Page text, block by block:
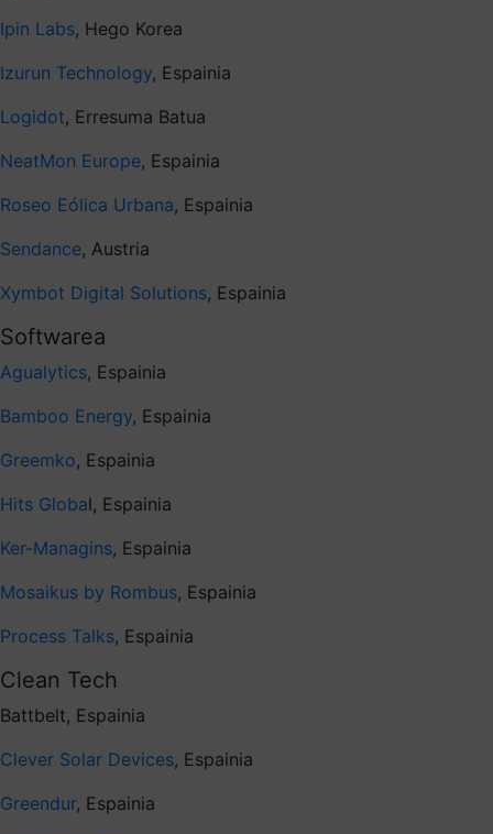
Ipin Labs, Hego Korea
Izurun Technology, Espainia
Logidot, Erresuma Batua
NeatMon Europe, Espainia
Roseo Eólica Urbana, Espainia
Sendance, Austria
Xymbot Digital Solutions, Espainia
Softwarea
Agualytics, Espainia
Bamboo Energy, Espainia
Greemko, Espainia
Hits Global, Espainia
Ker-Managins, Espainia
Mosaikus by Rombus, Espainia
Process Talks, Espainia
Clean Tech
Battbelt, Espainia
Clever Solar Devices, Espainia
Greendur, Espainia